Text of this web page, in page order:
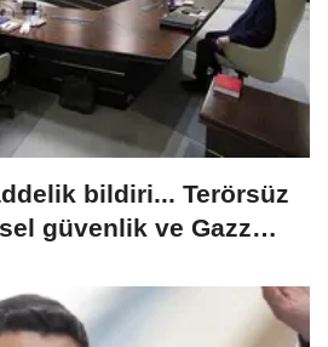
bildiri... Terörsüz
güvenlik ve Gazze